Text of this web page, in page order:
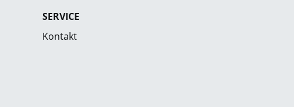
SERVICE
Kontakt